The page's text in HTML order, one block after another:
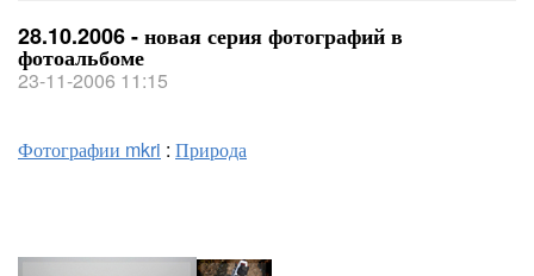
28.10.2006 - новая серия фотографий в
фотоальбоме
23-11-2006 11:15
Фотографии mkri : Природа